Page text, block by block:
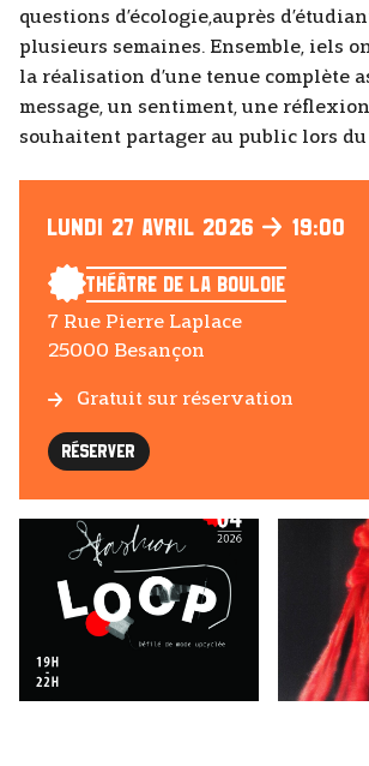
Lundi 27 Avril 2026 19:00
Théâtre de la Bouloie
7 Rue Pierre Laplace
25000 Besançon
Gratuit sur réservation
Réserver
questions d’écologie,auprès
plusieurs semaines. Ensemble, iels
la réalisation d’une tenue complète
message, un sentiment, une réflexion
souhaitent partager au public lors